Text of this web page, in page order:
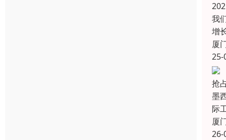
我
增
厦
25-
抢
墨
际
厦
26-